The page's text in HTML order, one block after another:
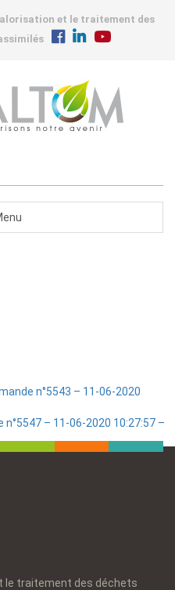
et le traitement des
n°5543 – 11-06-2020
n°5547 – 11-06-2020 10:27:57 –
le traitement des déchets